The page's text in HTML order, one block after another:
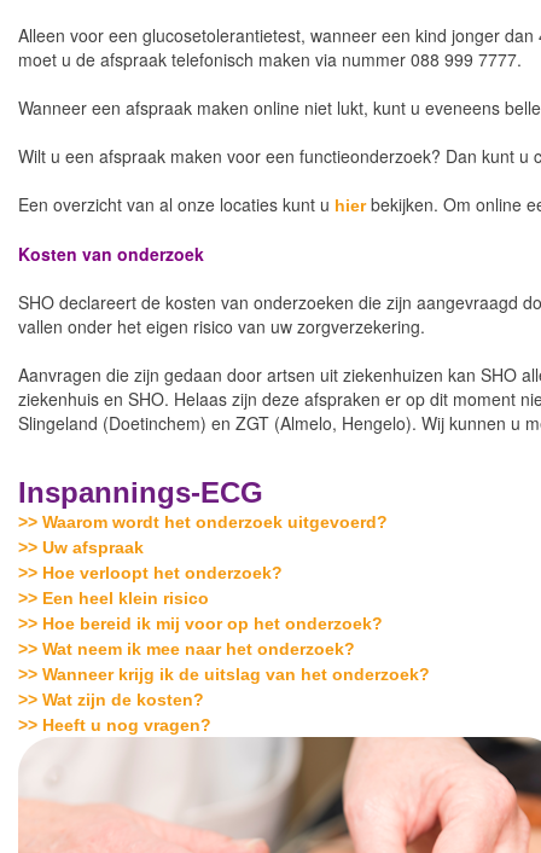
Alleen voor een glucosetolerantietest, wanneer een kind jonger
moet u de afspraak telefonisch maken via nummer 088 999 7777.
Wanneer een afspraak maken online niet lukt, kunt u eveneens
Wilt u een afspraak maken voor een functieonderzoek? Dan kunt u
Een overzicht van al onze locaties kunt u hierbekijken. Om online
Kosten van onderzoek
SHO declareert de kosten van onderzoeken die zijn aangevraagd
vallen onder het eigen risico van uw zorgverzekering.
Aanvragen die zijn gedaan door artsen uit ziekenhuizen kan SHO
ziekenhuis en SHO. Helaas zijn deze afspraken er op dit moment
Slingeland (Doetinchem) en ZGT (Almelo, Hengelo). Wij kunnen u
Inspannings-ECG
>> Waarom wordt het onderzoek uitgevoerd?
>> Uw afspraak
>> Hoe verloopt het onderzoek?
>> Een heel klein risico
>> Hoe bereid ik mij voor op het onderzoek?
>> Wat neem ik mee naar het onderzoek?
>> Wanneer krijg ik de uitslag van het onderzoek?
>> Wat zijn de kosten?
>> Heeft u nog vragen?